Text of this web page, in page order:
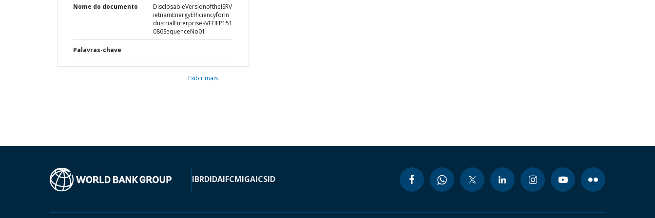
Nome do documento
DisclosableVersionoftheISRV
ietnamEnergyEfficiencyforIn
dustrialEnterprisesVEEIEP151
086SequenceNo01
Palavras-chave
Exibir mais
IBRDIDAIFCMIGAICSID